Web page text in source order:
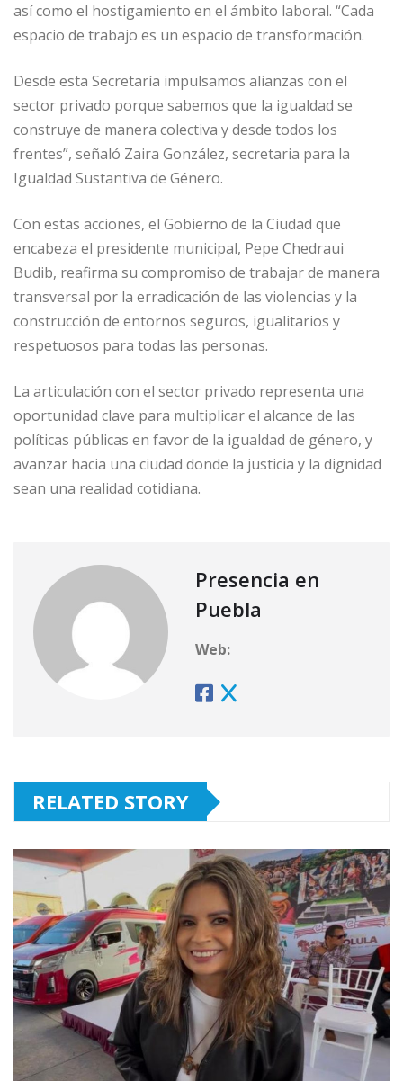
así como el hostigamiento en el ámbito laboral. “Cada
espacio de trabajo es un espacio de transformación.
Desde esta Secretaría impulsamos alianzas con el
sector privado porque sabemos que la igualdad se
construye de manera colectiva y desde todos los
frentes”, señaló Zaira González, secretaria para la
Igualdad Sustantiva de Género.
Con estas acciones, el Gobierno de la Ciudad que
encabeza el presidente municipal, Pepe Chedraui
Budib, reafirma su compromiso de trabajar de manera
transversal por la erradicación de las violencias y la
construcción de entornos seguros, igualitarios y
respetuosos para todas las personas.
La articulación con el sector privado representa una
oportunidad clave para multiplicar el alcance de las
políticas públicas en favor de la igualdad de género, y
avanzar hacia una ciudad donde la justicia y la dignidad
sean una realidad cotidiana.
Presencia en
Puebla
Web:
RELATED STORY